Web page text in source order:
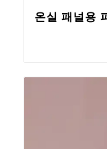
온실 패널용